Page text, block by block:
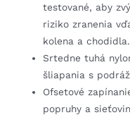
testované, aby
riziko zranenia
kolena a chodidla.
Srtedne tuhá
šliapania s
Ofsetové
popruhy a